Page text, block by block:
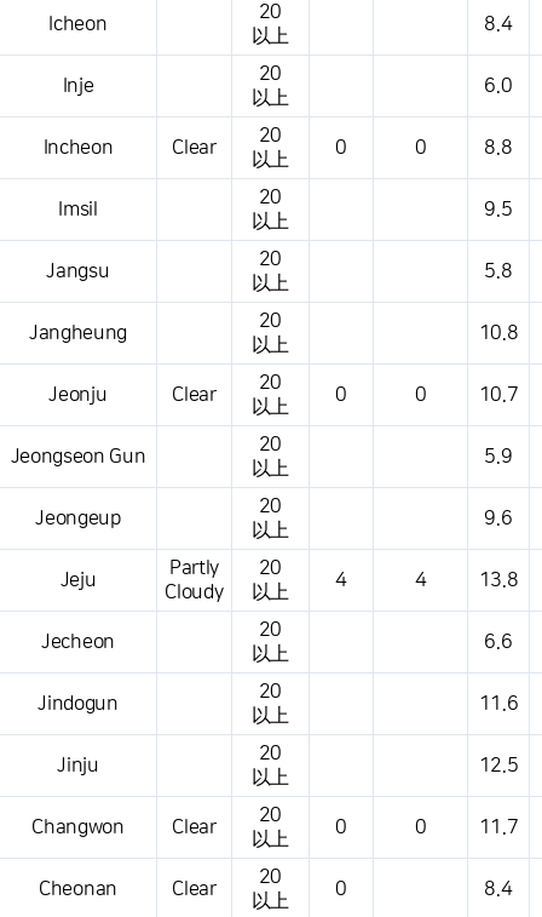
Icheon
20
以上
8.4
Inje
20
以上
6.0
Incheon Clear
20
以上
0 0 8.8
Imsil
20
以上
9.5
Jangsu
20
以上
5.8
Jangheung
20
以上
10.8
Jeonju Clear
20
以上
0 0 10.7
Jeongseon Gun
20
以上
5.9
Jeongeup
20
以上
9.6
Jeju
Partly
Cloudy
20
以上
4 4 13.8
Jecheon
20
以上
6.6
Jindogun
20
以上
11.6
Jinju
20
以上
12.5
Changwon Clear
20
以上
0 0 11.7
Cheonan Clear
20
以上
0 8.4